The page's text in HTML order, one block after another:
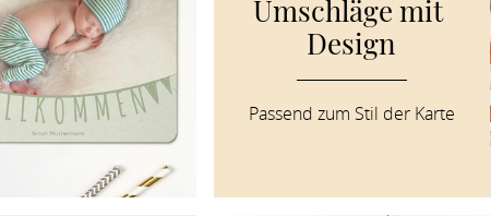
Umschläge mit
Design
Passend zum Stil der Karte